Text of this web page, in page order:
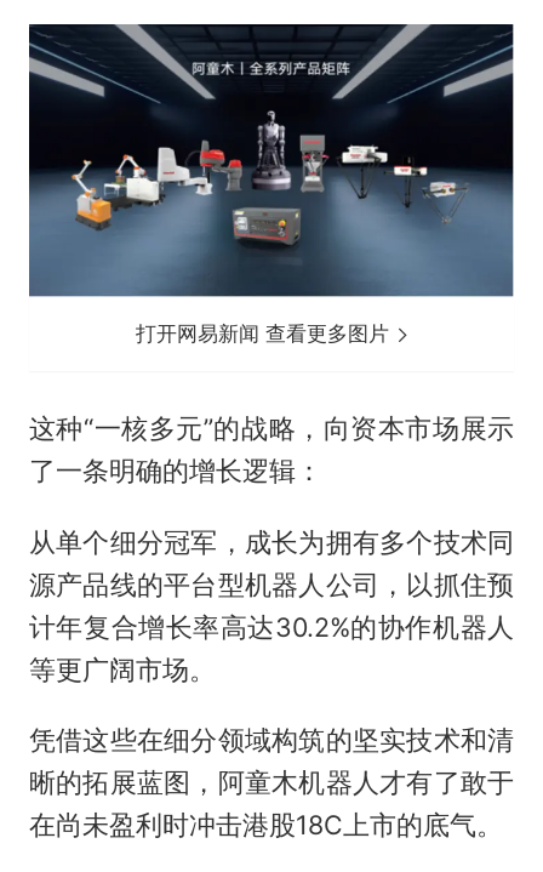
打开网易新闻 查看更多图片
这种“一核多元”的战略，向资本市场展示
了一条明确的增长逻辑：
从单个细分冠军，成长为拥有多个技术同
源产品线的平台型机器人公司，以抓住预
计年复合增长率高达30.2%的协作机器人
等更广阔市场。
凭借这些在细分领域构筑的坚实技术和清
晰的拓展蓝图，阿童木机器人才有了敢于
在尚未盈利时冲击港股18C上市的底气。